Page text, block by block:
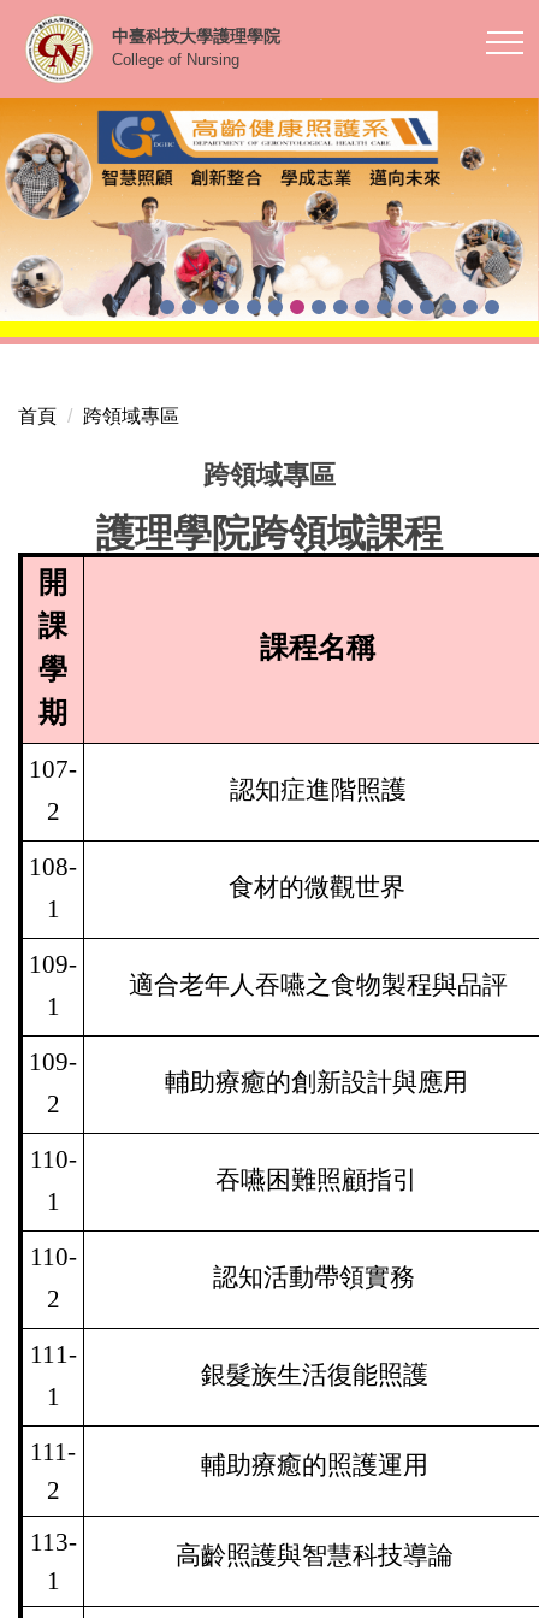
到
內
容
區
中臺科技大學護理學院
College of Nursing
首頁 跨領域專區
跨領域專區
護理學院跨領域課程
開
課
學
期
課程名稱
107-
2
認知症進階照護
108-
1
食材的微觀世界
109-
1
適合老年人吞嚥之食物製程與品評
109-
2
輔助療癒的創新設計與應用
110-
1
吞嚥困難照顧指引
110-
2
認知活動帶領實務
111-
1
銀髮族生活復能照護
111-
2
輔助療癒的照護運用
113-
1
高齡照護與智慧科技導論